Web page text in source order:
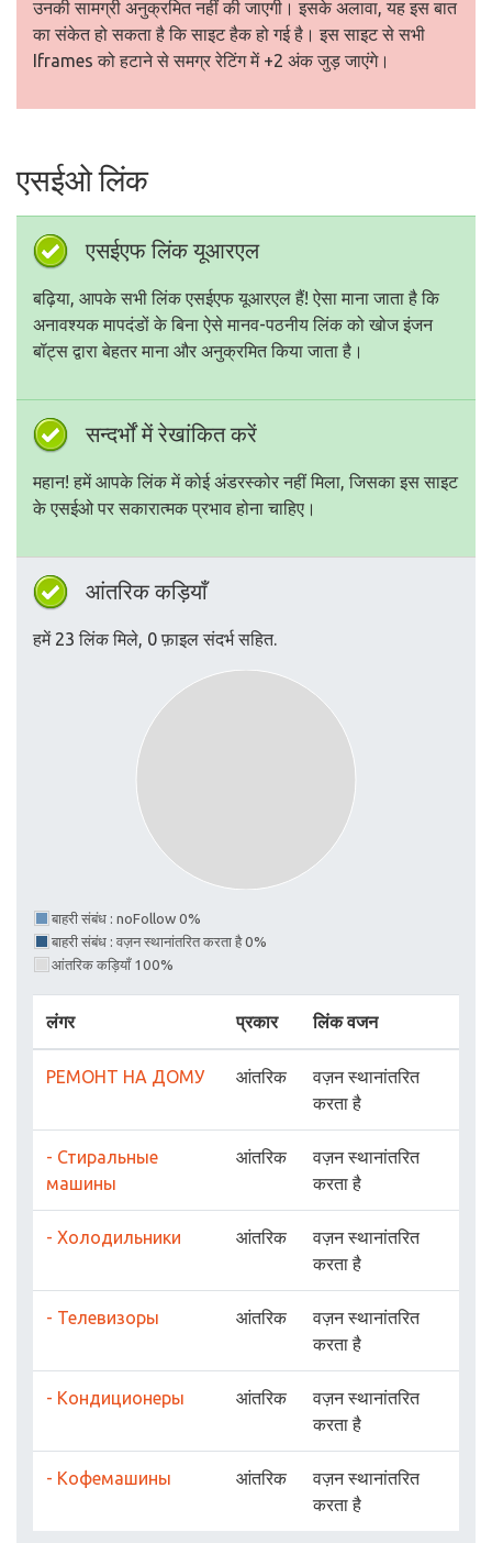
उनकी सामग्री अनुक्रमित नहीं की जाएगी। इसके अलावा, यह इस बात
का संकेत हो सकता है कि साइट हैक हो गई है। इस साइट से सभी
Iframes को हटाने से समग्र रेटिंग में +2 अंक जुड़ जाएंगे।
एसईओ लिंक
एसईएफ लिंक यूआरएल
बढ़िया, आपके सभी लिंक एसईएफ यूआरएल हैं! ऐसा माना जाता है कि
अनावश्यक मापदंडों के बिना ऐसे मानव-पठनीय लिंक को खोज इंजन
बॉट्स द्वारा बेहतर माना और अनुक्रमित किया जाता है।
सन्दर्भों में रेखांकित करें
महान! हमें आपके लिंक में कोई अंडरस्कोर नहीं मिला, जिसका इस साइट
के एसईओ पर सकारात्मक प्रभाव होना चाहिए।
आंतरिक कड़ियाँ
हमें 23 लिंक मिले, 0 फ़ाइल संदर्भ सहित.
बाहरी संबंध : noFollow 0%
बाहरी संबंध : वज़न स्थानांतरित करता है 0%
आंतरिक कड़ियाँ 100%
लंगर प्रकार लिंक वजन
РЕМОНТ НА ДОМУ आंतरिक
वज़न स्थानांतरित
करता है
- Стиральные
машины
आंतरिक
वज़न स्थानांतरित
करता है
- Холодильники आंतरिक
वज़न स्थानांतरित
करता है
- Телевизоры आंतरिक
वज़न स्थानांतरित
करता है
- Кондиционеры आंतरिक
वज़न स्थानांतरित
करता है
- Кофемашины आंतरिक
वज़न स्थानांतरित
करता है